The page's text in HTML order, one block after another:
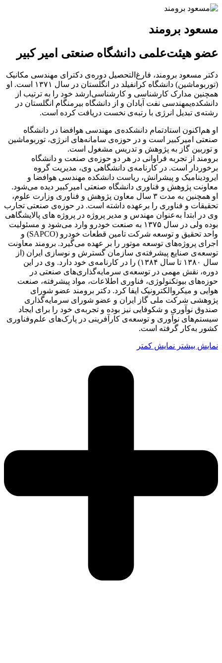
مسعود برومند
عضو هیئت‌علمی دانشگاه صنعتی امیر کبیر
دکتر مسعود برومند، فارغ‌التحصیل دوره‌ی دکترای مهندسی مکانیک
(توربوماشین) دانشگاه کرانفیلد در انگلستان در سال ‏‏۱۳۷۱ است. او
همچنین مدارک کارشناسی و کارشناسی‌ارشد خود را به ترتیب از
دانشکده‌یمهندسی نفت آبادان و از دانشگاه ‏بیرمنگام انگلستان در
رشته‌ی تبدیل انرژی با رتبه‌ی نخست دریافت کرده است.
او هم‌اکنون استادتمام دانشکده‌ی مهندسی ‏هوافضا در دانشگاه
صنعتی امیرکبیر است و در حوزه‌‌ی سامانه‌های انرژی، توربوماشین
و توربین گاز به پژوهش و تدریس ‏مشغول است. ‏
برومند از تجربه فراوانی در هر دو حوزه‌ی صنعت و دانشگاه
برخوردار است. در کارنامه‌ی دانشگاهی وی، مدیریت گروه
‏ایرودینامیک و پیشرانش، ریاست دانشکده مهندسی هوافضا و
معاونت پژوهش و فناوری دانشگاه صنعتی امیرکبیر دیده ‏می‌شود.
او همچنین به مدت ۳ سال معاون پژوهش و فناوری وزارت علوم،
تحقیقات و فناوری را برعهده داشته است. در ‏حوزه‌ی صنعتی تجارب
وی در ابتدا به‌عنوان مهندس و مدیر پروژه در پروژه های پالایشگاهی
بوده ولی در سال ۱۳۷۵ به ‏صنعت خودرو وارد می‌شود و مسئولیت
واحد تحقیق و توسعه شرکت تامین قطعات خودرو ‏‎(SAPCO)‎‏ و
اجرای پروژه‌های ‏توسعه موتور را بر عهده می‌گیرد. برومند معاونت
توسعه‌ی صنایع پیشرفته‌ی سازمان گسترش و نوسازی ایران (از
سال ۱۳۸۰ ‏تا سال ۱۳۸۴) را در کارنامه‌ی خود دارد. وی در این
دوره، نقش مهمی در توسعه‌ی سرمایه‌گذاری‌های صنعتی در
حوزه‌های ‏بیوتکنولوژی، فناوری اطلاعات، مواد پیشرفته، صنعت
هوایی و میکروالکترونیک ایفا کرد. دکتر برومند عضو شورای
پژوهشی ‏شرکت ملی گاز ایران و عضو شورای سرمایه‌گذاری
صندوق نوآوری و شکوفایی نیز بوده و تجربه‌ی خود را برای ایجاد
‏سیستم‌های نوآوری و توسعه‌ی کارآفرینی در پارک‌های علم‌وفناوری
کشور به‌کار گرفته است.
نمایش بیشتر نمایش کمتر